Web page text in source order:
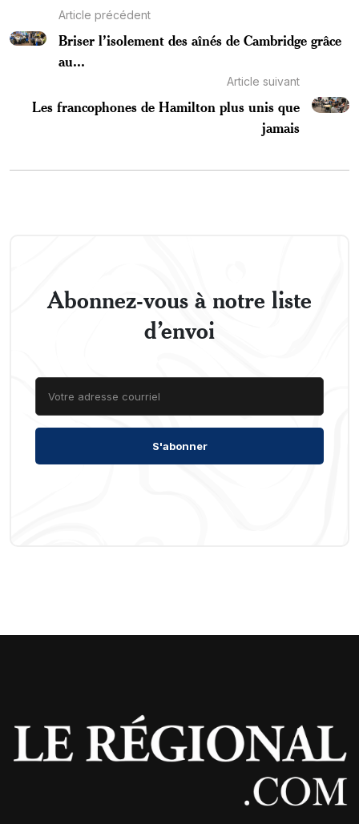
Article précédent
Briser l’isolement des aînés de Cambridge grâce
au...
Article suivant
Les francophones de Hamilton plus unis que
jamais
Abonnez-vous à notre liste
d’envoi